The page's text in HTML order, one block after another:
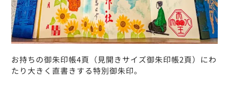
お持ちの御朱印帳4頁（見開きサイズ御朱印帳2頁）にわ
たり大きく直書きする特別御朱印。